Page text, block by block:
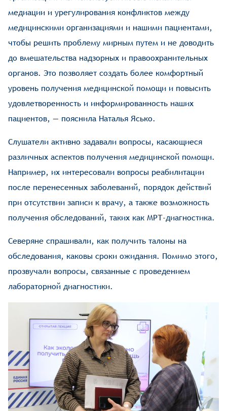
медиации и урегулирования конфликтов между
медицинскими организациями и нашими пациентами,
чтобы решить проблему мирным путем и не доводить
до вмешательства надзорных и правоохранительных
органов. Это позволяет создать более комфортный
уровень получения медицинской помощи и повысить
удовлетворенность и информированность наших
пациентов, — пояснила Наталья Ясько.
Слушатели активно задавали вопросы, касающиеся
различных аспектов получения медицинской помощи.
Например, их интересовали вопросы реабилитации
после перенесенных заболеваний, порядок действий
при отсутствии записи к врачу, а также возможность
получения обследований, таких как МРТ-диагностика.
Северяне спрашивали, как получить талоны на
обследования, каковы сроки ожидания. Помимо этого,
прозвучали вопросы, связанные с проведением
лабораторной диагностики.